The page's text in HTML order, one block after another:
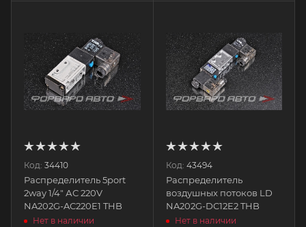
Код: 34410
Распределитель 5port
2way 1/4" АС 220V
NA202G-AC220E1 THB
Нет в наличии
Код: 43494
Распределитель
воздушных потоков LD
NA202G-DC12E2 THB
Нет в наличии